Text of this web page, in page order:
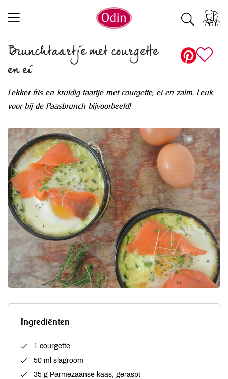
Brunchtaartje met courgette
en ei
Lekker fris en kruidig taartje met courgette, ei en zalm. Leuk
voor bij de Paasbrunch bijvoorbeeld!
Ingrediënten
1 courgette
50 ml slagroom
35 g Parmezaanse kaas, geraspt